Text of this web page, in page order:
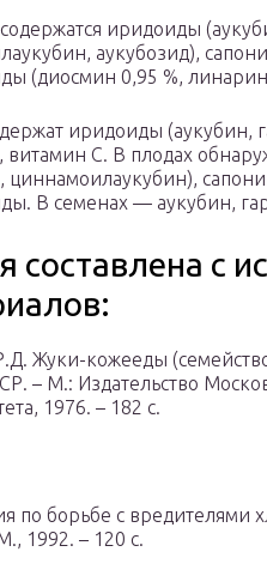
иридоиды
аукубозид),
(диосмин 0,95 %,
иридоиды (аукубин,
витамин C. В плодах
циннамоилаукубин),
В семенах — аукубин,
составлена с
Жуки-кожееды
– М.: Издательство
1976. – 182 с.
по борьбе с вредителями
1992. – 120 с.